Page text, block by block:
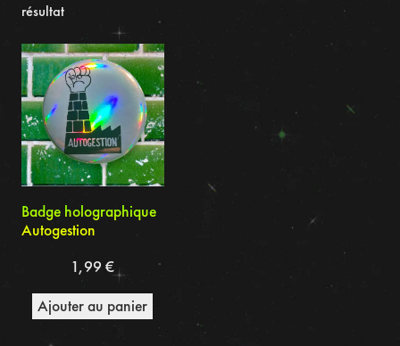
résultat
Badge holographique
Autogestion
1,99€
Ajouter au panier